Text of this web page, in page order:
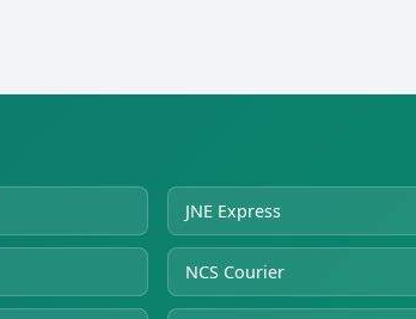
JNE Express
NCS Courier